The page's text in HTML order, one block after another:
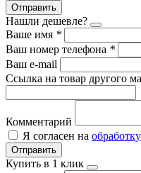
Отправить
Нашли дешевле?
Ваше имя *
Ваш номер телефона *
Ваш e-mail
Ссылка на товар другого
Комментарий
Я согласен на
Отправить
Купить в 1 клик